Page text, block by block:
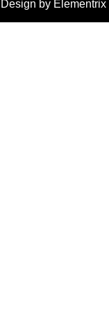
Design by Elementrix|